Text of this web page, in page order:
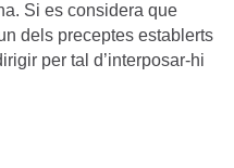
Si es considera que
dels preceptes establerts
per tal d’interposar-hi